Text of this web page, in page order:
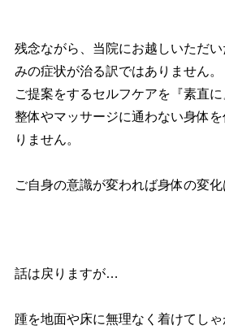
残念ながら、当院にお越しいただ
みの症状が治る訳ではありません。
ご提案をするセルフケアを『素直に
整体やマッサージに通わない身体
りません。
ご自身の意識が変われば身体の変化
話は戻りますが…
踵を地面や床に無理なく着けてしゃ